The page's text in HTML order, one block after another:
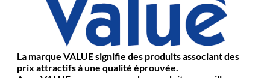
La marque VALUE signifie des produits associant des
prix attractifs à une qualité éprouvée.